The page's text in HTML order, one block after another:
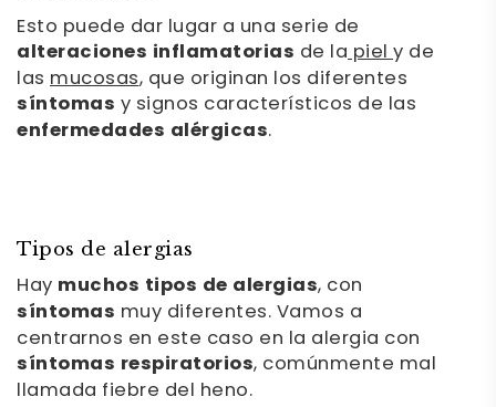
Esto puede dar lugar a una serie de
alteraciones inflamatorias de lapiely de
las mucosas, que originan los diferentes
síntomas y signos característicos de las
enfermedades alérgicas.
Tipos de alergias
Hay muchos tipos de alergias, con
síntomas muy diferentes. Vamos a
centrarnos en este caso en la alergia con
síntomas respiratorios, comúnmente mal
llamada fiebre del heno.